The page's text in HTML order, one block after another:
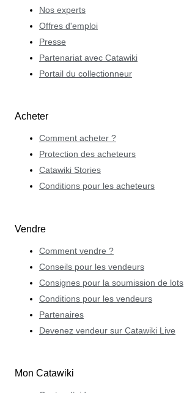
Nos experts
Offres d'emploi
Presse
Partenariat avec Catawiki
Portail du collectionneur
Acheter
Comment acheter ?
Protection des acheteurs
Catawiki Stories
Conditions pour les acheteurs
Vendre
Comment vendre ?
Conseils pour les vendeurs
Consignes pour la soumission de lots
Conditions pour les vendeurs
Partenaires
Devenez vendeur sur Catawiki Live
Mon Catawiki